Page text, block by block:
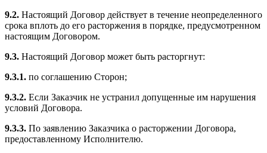
9.2. Настоящий Договор действует в течение неопределенного
срока вплоть до его расторжения в порядке, предусмотренном
настоящим Договором.
9.3. Настоящий Договор может быть расторгнут:
9.3.1. по соглашению Сторон;
9.3.2. Если Заказчик не устранил допущенные им нарушения
условий Договора.
9.3.3. По заявлению Заказчика о расторжении Договора,
предоставленному Исполнителю.